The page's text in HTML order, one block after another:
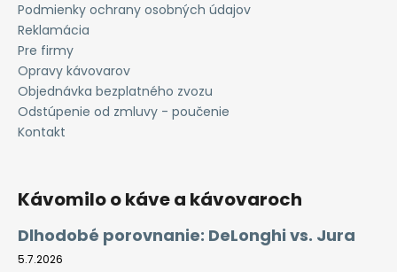
Podmienky ochrany osobných údajov
Reklamácia
Pre firmy
Opravy kávovarov
Objednávka bezplatného zvozu
Odstúpenie od zmluvy - poučenie
Kontakt
Kávomilo o káve a kávovaroch
Dlhodobé porovnanie: DeLonghi vs. Jura
5.7.2026